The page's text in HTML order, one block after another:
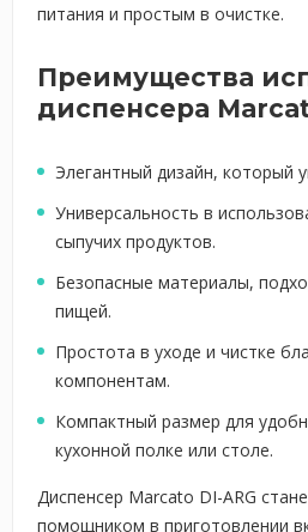
питания и простым в очистке.
Преимущества
диспенсера
Элегантный дизайн, который
Универсальность в
сыпучих продуктов.
Безопасные материалы,
пищей.
Простота в уходе и чистке
компонентам.
Компактный размер для
кухонной полке или столе.
Диспенсер Marcato DI-ARG
помощником в приготовлении